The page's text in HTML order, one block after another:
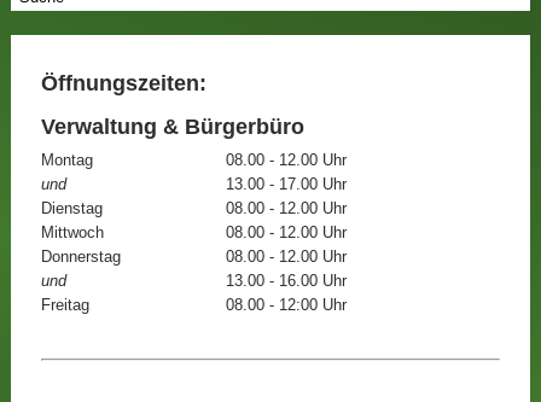
Öffnungszeiten:
Verwaltung & Bürgerbüro
Montag
08.00 - 12.00 Uhr
und
13.00 - 17.00 Uhr
Dienstag
08.00 - 12.00 Uhr
Mittwoch
08.00 - 12.00 Uhr
Donnerstag
08.00 - 12.00 Uhr
und
13.00 - 16.00 Uhr
Freitag
08.00 - 12:00 Uhr